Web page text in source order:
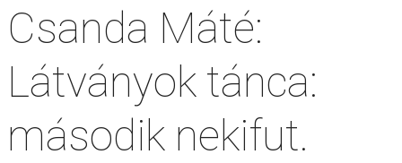
Csanda Máté:
Látványok tánca:
második nekifut.